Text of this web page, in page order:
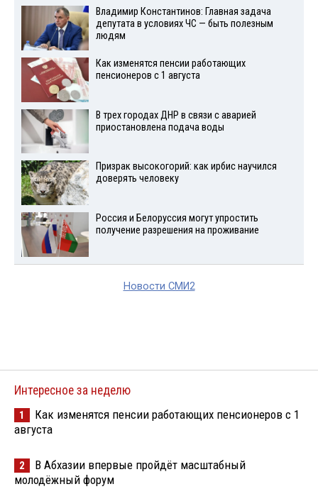
Владимир Константинов: Главная задача
депутата в условиях ЧС — быть полезным
людям
Как изменятся пенсии работающих
пенсионеров с 1 августа
В трех городах ДНР в связи с аварией
приостановлена подача воды
Призрак высокогорий: как ирбис научился
доверять человеку
Россия и Белоруссия могут упростить
получение разрешения на проживание
Новости СМИ2
Интересное за неделю
1
Как изменятся пенсии работающих пенсионеров с 1
августа
2
В Абхазии впервые пройдёт масштабный
молодёжный форум